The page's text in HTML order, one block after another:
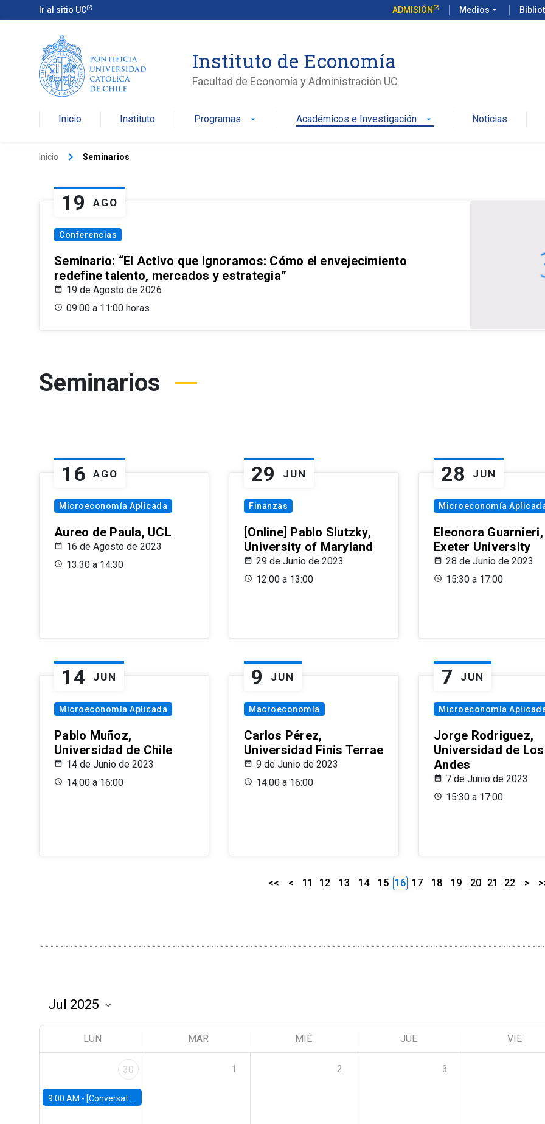
Ir al sitio UC ADMISIÓN Medios arrow_drop_down
Instituto de Economía
Facultad de Economía y Administración UC
Inicio Instituto Programas arrow_drop_down Académicos e Investigación arrow_drop_down Noticias
Inicio keyboard_arrow_right Seminarios
19 AGO
Conferencias
Seminario: “El Activo que Ignoramos: Cómo el envejecimiento
redefine talento, mercados y estrategia”
19 de Agosto de 2026
09:00 a 11:00 horas
Seminarios
16 AGO
Microeconomía Aplicada
Aureo de Paula, UCL
16 de Agosto de 2023
13:30 a 14:30
29 JUN
Finanzas
[Online] Pablo Slutzky,
University of Maryland
29 de Junio de 2023
12:00 a 13:00
28 JUN
Microeconomía
Eleonora Guarnieri,
Exeter University
28 de Junio de 2023
15:30 a 17:00
14 JUN
Microeconomía Aplicada
Pablo Muñoz,
Universidad de Chile
14 de Junio de 2023
14:00 a 16:00
9 JUN
Macroeconomía
Carlos Pérez,
Universidad Finis Terrae
9 de Junio de 2023
14:00 a 16:00
7 JUN
Microeconomía
Jorge Rodriguez,
Universidad de Los
Andes
7 de Junio de 2023
15:30 a 17:00
<< < 11 12 13 14 15 16 17 18 19 20 21 22 >
LUN MAR MIÉ JUE VIE
30
9:00 AM - [Conversatorio] El futuro de Chile: Visiones para reactivar el crecimiento
1 2 3